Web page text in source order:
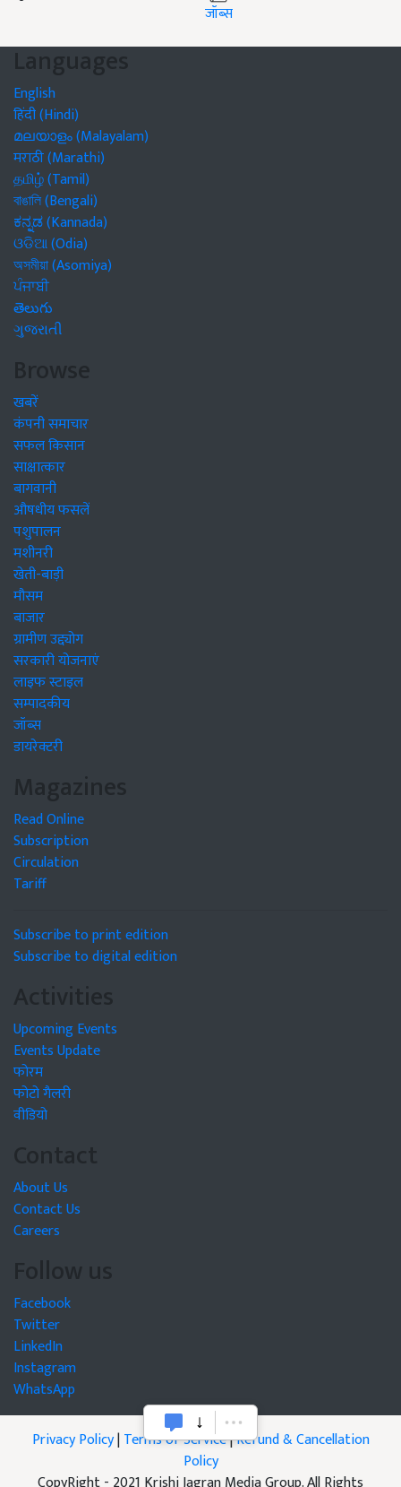
जॉब्स
Languages
English
हिंदी (Hindi)
മലയാളം (Malayalam)
मराठी (Marathi)
தமிழ் (Tamil)
বাঙালি (Bengali)
ಕನ್ನಡ (Kannada)
ଓଡିଆ (Odia)
অসমীয়া (Asomiya)
ਪੰਜਾਬੀ
తెలుగు
ગુજરાતી
Browse
खबरें
कंपनी समाचार
सफल किसान
साक्षात्कार
बागवानी
औषधीय फसलें
पशुपालन
मशीनरी
खेती-बाड़ी
मौसम
बाजार
ग्रामीण उद्द्योग
सरकारी योजनाएं
लाइफ स्टाइल
सम्पादकीय
जॉब्स
डायरेक्टरी
Magazines
Read Online
Subscription
Circulation
Tariff
Subscribe to print edition
Subscribe to digital edition
Activities
Upcoming Events
Events Update
फोरम
फोटो गैलरी
वीडियो
Contact
About Us
Contact Us
Careers
Follow us
Facebook
Twitter
LinkedIn
Instagram
WhatsApp
Privacy Policy|Terms of Service|Refund & Cancellation
Policy